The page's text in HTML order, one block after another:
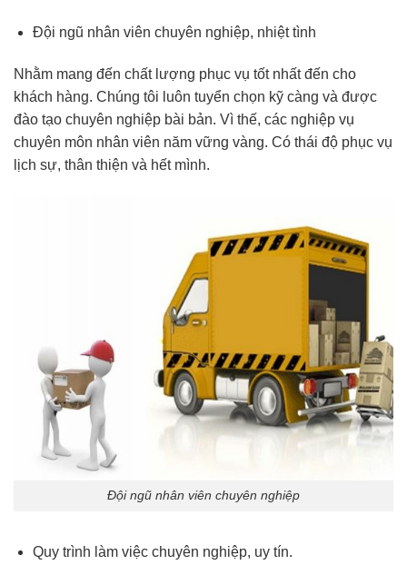
Đội ngũ nhân viên chuyên nghiệp, nhiệt tình
Nhằm mang đến chất lượng phục vụ tốt nhất đến cho
khách hàng. Chúng tôi luôn tuyển chọn kỹ càng và được
đào tạo chuyên nghiệp bài bản. Vì thế, các nghiệp vụ
chuyên môn nhân viên năm vững vàng. Có thái độ phục vụ
lịch sự, thân thiện và hết mình.
Đội ngũ nhân viên chuyên nghiệp
Quy trình làm việc chuyên nghiệp, uy tín.